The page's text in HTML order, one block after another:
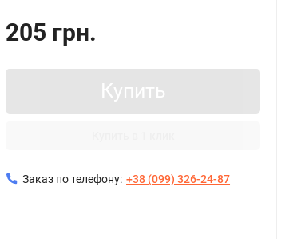
205 грн.
Купить
Заказ по телефону: +38 (099) 326-24-87